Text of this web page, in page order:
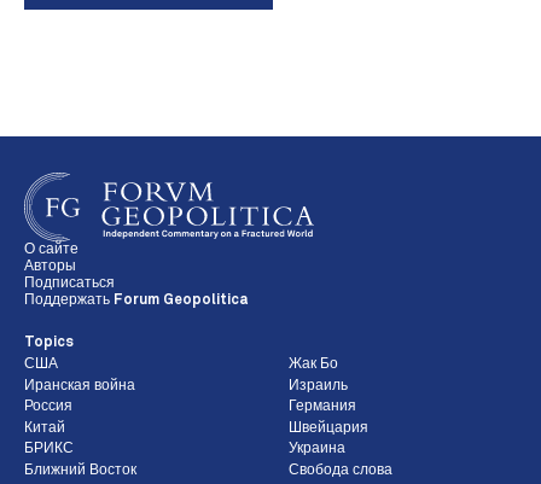
О сайте
Авторы
Подписаться
Поддержать Forum Geopolitica
Topics
США
Жак Бо
Иранская война
Израиль
Россия
Германия
Китай
Швейцария
БРИКС
Украина
Ближний Восток
Свобода слова